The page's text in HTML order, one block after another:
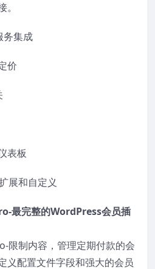
务集成
价
表板
展和自定义
最完整的WordPress会员插
限制内容，管理定期付款的会
义配置文件字段和强大的会员